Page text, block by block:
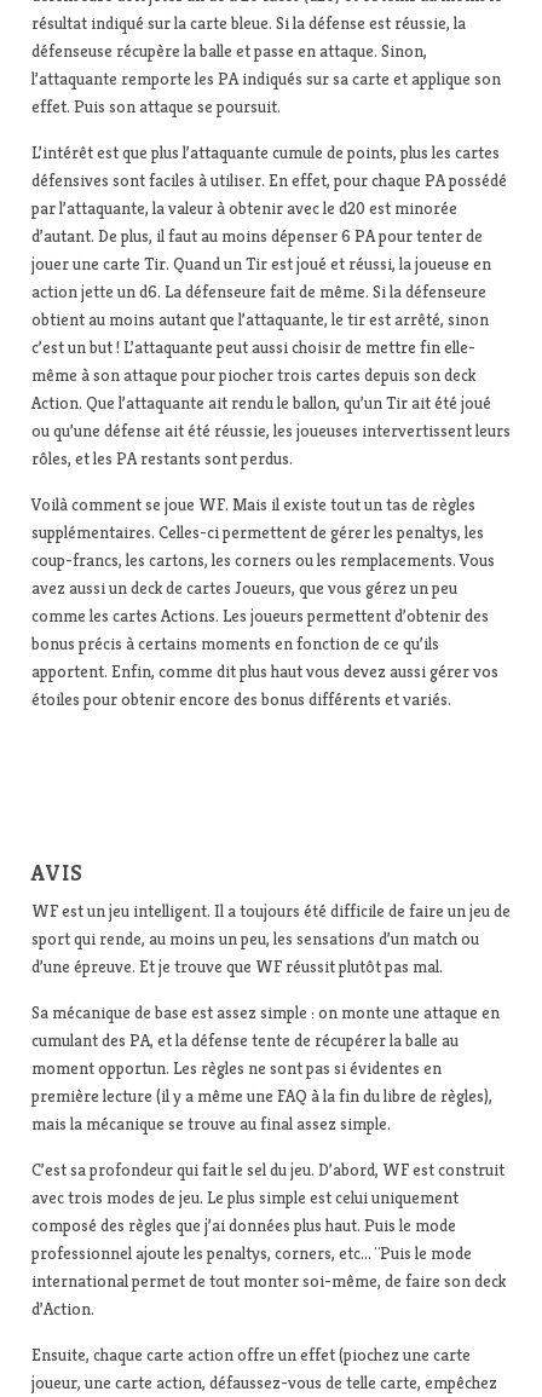
résultat indiqué sur la carte bleue. Si la défense est réussie, la
défenseuse récupère la balle et passe en attaque. Sinon,
l’attaquante remporte les PA indiqués sur sa carte et applique son
effet. Puis son attaque se poursuit.
L’intérêt est que plus l’attaquante cumule de points, plus les cartes
défensives sont faciles à utiliser. En effet, pour chaque PA possédé
par l’attaquante, la valeur à obtenir avec le d20 est minorée
d’autant. De plus, il faut au moins dépenser 6 PA pour tenter de
jouer une carte Tir. Quand un Tir est joué et réussi, la joueuse en
action jette un d6. La défenseure fait de même. Si la défenseure
obtient au moins autant que l’attaquante, le tir est arrêté, sinon
c’est un but ! L’attaquante peut aussi choisir de mettre fin elle-
même à son attaque pour piocher trois cartes depuis son deck
Action. Que l’attaquante ait rendu le ballon, qu’un Tir ait été joué
ou qu’une défense ait été réussie, les joueuses intervertissent leurs
rôles, et les PA restants sont perdus.
Voilà comment se joue WF. Mais il existe tout un tas de règles
supplémentaires. Celles-ci permettent de gérer les penaltys, les
coup-francs, les cartons, les corners ou les remplacements. Vous
avez aussi un deck de cartes Joueurs, que vous gérez un peu
comme les cartes Actions. Les joueurs permettent d’obtenir des
bonus précis à certains moments en fonction de ce qu’ils
apportent. Enfin, comme dit plus haut vous devez aussi gérer vos
étoiles pour obtenir encore des bonus différents et variés.
AVIS
WF est un jeu intelligent. Il a toujours été difficile de faire un jeu de
sport qui rende, au moins un peu, les sensations d’un match ou
d’une épreuve. Et je trouve que WF réussit plutôt pas mal.
Sa mécanique de base est assez simple : on monte une attaque en
cumulant des PA, et la défense tente de récupérer la balle au
moment opportun. Les règles ne sont pas si évidentes en
première lecture (il y a même une FAQ à la fin du libre de règles),
mais la mécanique se trouve au final assez simple.
C’est sa profondeur qui fait le sel du jeu. D’abord, WF est construit
avec trois modes de jeu. Le plus simple est celui uniquement
composé des règles que j’ai données plus haut. Puis le mode
professionnel ajoute les penaltys, corners, etc… ¨Puis le mode
international permet de tout monter soi-même, de faire son deck
d’Action.
Ensuite, chaque carte action offre un effet (piochez une carte
joueur, une carte action, défaussez-vous de telle carte, empêchez